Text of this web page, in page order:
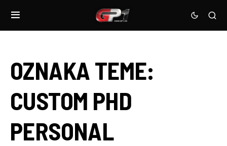
OZNAKA TEME:
CUSTOM PHD
PERSONAL